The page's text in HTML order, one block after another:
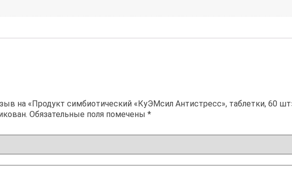
на «Продукт симбиотический «КуЭМсил Антистресс», таблетки, 60
Обязательные поля помечены *